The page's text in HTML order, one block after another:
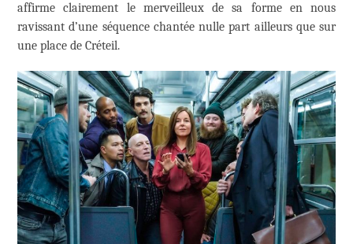
affirme clairement le merveilleux de sa forme en nous
ravissant d’une séquence chantée nulle part ailleurs que sur
une place de Créteil.